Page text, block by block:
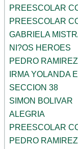
PREESCOLAR
PREESCOLAR
GABRIELA
NI?OS HEROES
PEDRO
IRMA YOLANDA
SECCION 38
SIMON BOLIVAR
ALEGRIA
PREESCOLAR
PEDRO